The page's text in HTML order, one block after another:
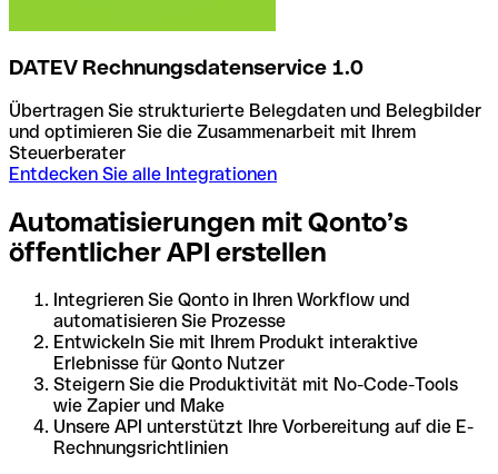
DATEV Rechnungsdatenservice 1.0
Übertragen Sie strukturierte Belegdaten und Belegbilder
und optimieren Sie die Zusammenarbeit mit Ihrem
Steuerberater
Entdecken Sie alle Integrationen
Automatisierungen mit Qonto’s
öffentlicher API erstellen
Integrieren Sie Qonto in Ihren Workflow und
automatisieren Sie Prozesse
Entwickeln Sie mit Ihrem Produkt interaktive
Erlebnisse für Qonto Nutzer
Steigern Sie die Produktivität mit No-Code-Tools
wie Zapier und Make
Unsere API unterstützt Ihre Vorbereitung auf die E-
Rechnungsrichtlinien